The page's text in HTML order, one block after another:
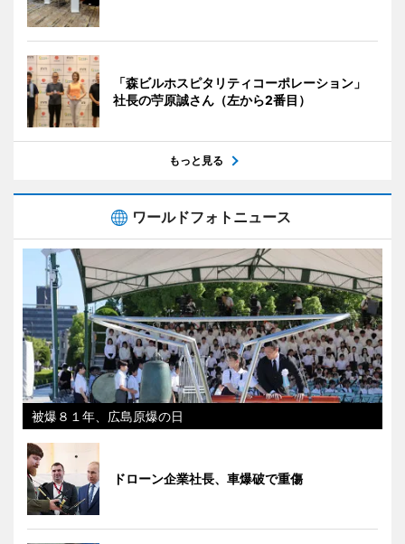
「森ビルホスピタリティコーポレーション」
社長の苧原誠さん（左から2番目）
もっと見る
ワールドフォトニュース
被爆８１年、広島原爆の日
ドローン企業社長、車爆破で重傷